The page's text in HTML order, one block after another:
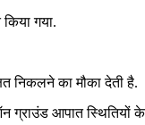
गया.
निकलने का मौका देती है.
ग्राउंड आपात स्थितियों